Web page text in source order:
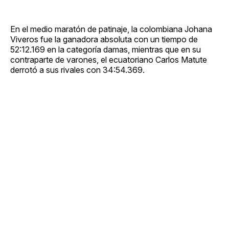
En el medio maratón de patinaje, la colombiana Johana
Viveros fue la ganadora absoluta con un tiempo de
52:12.169 en la categoría damas, mientras que en su
contraparte de varones, el ecuatoriano Carlos Matute
derrotó a sus rivales con 34:54.369.